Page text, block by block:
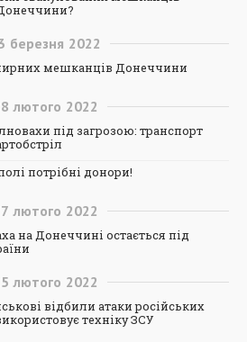
березня 2022
мешканців Донеччини
лютого 2022
під загрозою: транспорт
потрібні донори!
лютого 2022
на Донеччині остається під
лютого 2022
відбили атаки російських
техніку ЗСУ